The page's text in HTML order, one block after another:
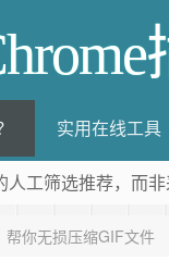
实用在线工具
人工筛选推荐，而
你无损压缩GIF文件